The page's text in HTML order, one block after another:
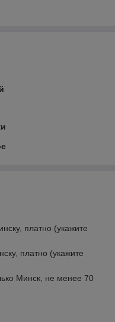
платно (укажите
платно (укажите
Минск, не менее 70